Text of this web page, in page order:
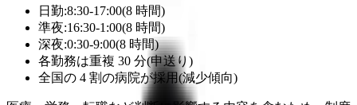
日勤:8:30-17:00(8 時間)
準夜:16:30-1:00(8 時間)
深夜:0:30-9:00(8 時間)
各勤務は重複 30 分(申送り)
全国の 4 割の病院が採用(減少傾向)